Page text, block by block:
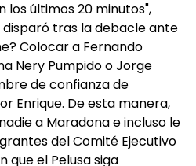
los últimos 20 minutos",
tras la debacle ante
Colocar a Fernando
Nery Pumpido o Jorge
de confianza de
Enrique. De esta manera,
a Maradona e incluso le
del Comité Ejecutivo
que el Pelusa siga